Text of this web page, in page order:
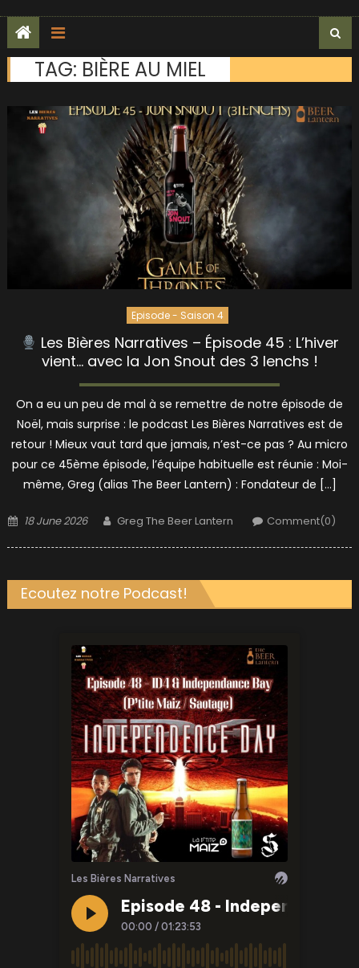
TAG: BIÈRE AU MIEL
Episode - Saison 4
Les Bières Narratives – Épisode 45 : L’hiver
vient… avec la Jon Snout des 3 Ienchs !
On a eu un peu de mal à se remettre de notre épisode de
Noël, mais surprise : le podcast Les Bières Narratives est de
retour ! Mieux vaut tard que jamais, n’est-ce pas ? Au micro
pour ce 45ème épisode, l’équipe habituelle est réunie : Moi-
même, Greg (alias The Beer Lantern) : Fondateur de […]
Posted
18 June 2026 Author
Greg The Beer Lantern Comment(0)
Ecoutez notre Podcast!